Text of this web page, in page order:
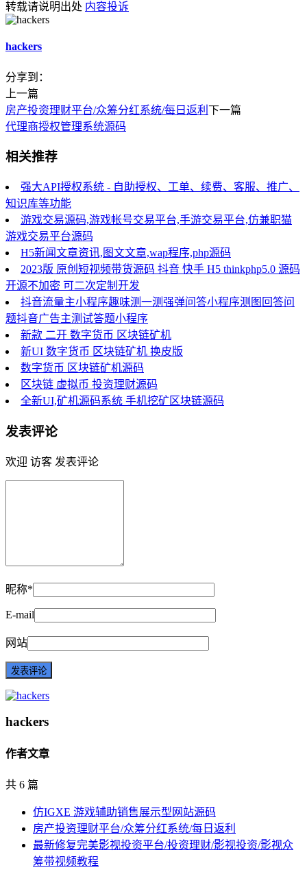
转载请说明出处 内容投诉
hackers
分享到：
上一篇
房产投资理财平台/众筹分红系统/每日返利 下一篇
代理商授权管理系统源码
相关推荐
强大API授权系统 - 自助授权、工单、续费、客服、推广、
知识库等功能
游戏交易源码,游戏帐号交易平台,手游交易平台,仿兼职猫
游戏交易平台源码
H5新闻文章资讯,图文文章,wap程序,php源码
2023版 原创短视频带货源码 抖音 快手 H5 thinkphp5.0 源码
开源不加密 可二次定制开发
抖音流量主小程序趣味测一测强弹问答小程序测图回答问
题抖音广告主测试答题小程序
新款 二开 数字货币 区块链矿机
新UI 数字货币 区块链矿机 换皮版
数字货币 区块链矿机源码
区块链 虚拟币 投资理财源码
全新UI,矿机源码系统 手机挖矿区块链源码
发表评论
欢迎 访客 发表评论
昵称*
E-mail
网站
hackers
作者文章
共 6 篇
仿IGXE 游戏辅助销售展示型网站源码
房产投资理财平台/众筹分红系统/每日返利
最新修复完美影视投资平台/投资理财/影视投资/影视众
筹带视频教程